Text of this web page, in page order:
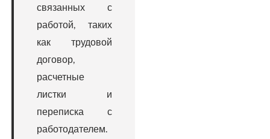
связанных с
работой, таких
как трудовой
договор,
расчетные
листки и
переписка с
работодателем.